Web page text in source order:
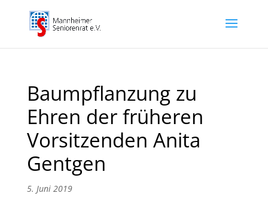
Baumpflanzung zu
Ehren der früheren
Vorsitzenden Anita
Gentgen
5. Juni 2019